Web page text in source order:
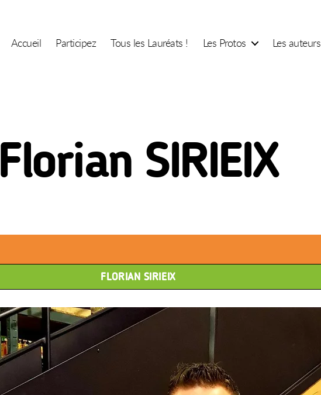
Accueil Participez Tous les Lauréats ! Les Protos Les auteurs
Florian SIRIEIX
FLORIAN SIRIEIX